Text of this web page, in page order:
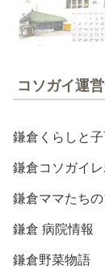
コソガイ運
鎌倉くらしと
鎌倉コソガイレ
鎌倉ママたち
鎌倉 病院情報
鎌倉野菜物語